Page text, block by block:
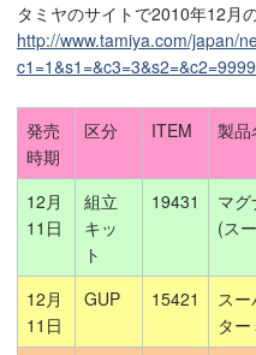
タミヤのサイトで2010年12月
http://www.tamiya.com/japan/
発売
時期
区分 ITEM 製品
12月
11日
組立
キッ
ト
19431
マ
(ス
12月
11日
GUP 15421
ス
タ